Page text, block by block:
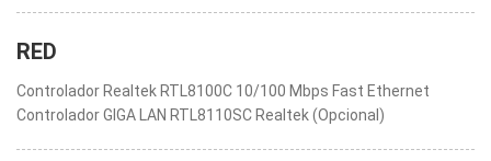
RED
Controlador Realtek RTL8100C 10/100 Mbps Fast Ethernet
Controlador GIGA LAN RTL8110SC Realtek (Opcional)